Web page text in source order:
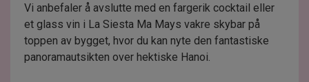
Vi anbefaler å avslutte med en fargerik cocktail eller
et glass vin i La Siesta Ma Mays vakre skybar på
toppen av bygget, hvor du kan nyte den fantastiske
panoramautsikten over hektiske Hanoi.